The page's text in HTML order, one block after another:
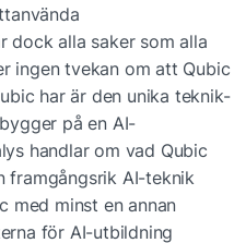
dock alla saker som alla
ingen tvekan om att Qubic
har är den unika teknik-
på en AI-
handlar om vad Qubic
framgångsrik AI-teknik
med minst en annan
för AI-utbildning